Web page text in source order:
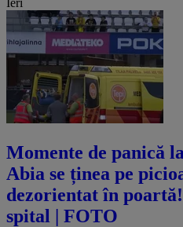
Ieri
Momente de panică
Abia se ținea pe
dezorientat în
spital | FOTO